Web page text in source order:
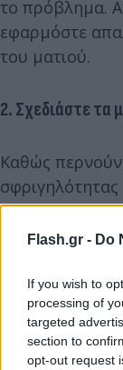
Flash.gr - Do
If you wish to
processing of
targeted
section to
opt-out request
το πρόβλημα.
εφαρμόστε
του ματιού.
2. Σχεδιάστε τα
Καθώς
εμφανής. Αυτό
δύσκολη τη
σχηματίσουν
αποτέλεσμα
σπασμένη. Ας
για μάτια με